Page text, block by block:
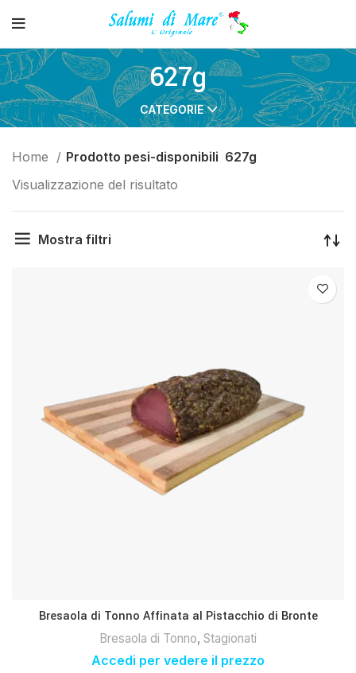
627g
CATEGORIE
Home Prodotto pesi-disponibili 627g
Visualizzazione del risultato
Mostra filtri
Bresaola di Tonno Affinata al Pistacchio di Bronte
Bresaola di Tonno, Stagionati
Accedi per vedere il prezzo